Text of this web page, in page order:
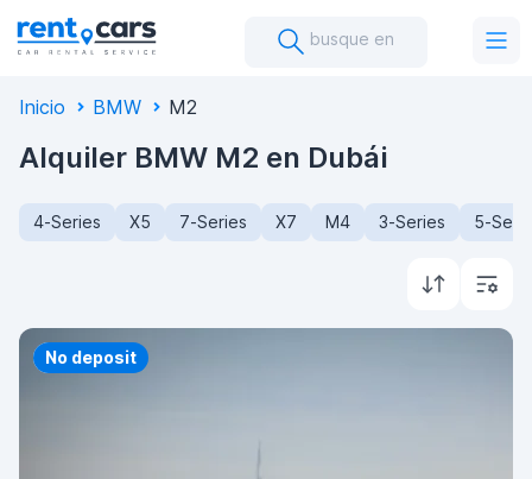
busque en
Inicio BMW M2
Alquiler BMW M2 en Dubái
4-Series X5 7-Series X7 M4 3-Series 5-
Priority
No deposit